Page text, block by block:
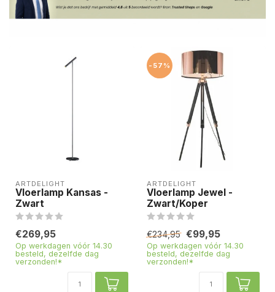
ARTDELIGHT
Vloerlamp Kansas -
Zwart
€269,95
Op werkdagen vóór 14.30
besteld, dezelfde dag
verzonden!*
-57%
ARTDELIGHT
Vloerlamp Jewel -
Zwart/Koper
€234,95 €99,95
Op werkdagen vóór 14.30
besteld, dezelfde dag
verzonden!*